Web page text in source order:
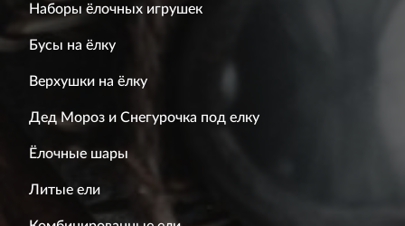
Наборы ёлочных игрушек
Бусы на ёлку
Верхушки на ёлку
Дед Мороз и Снегурочка под елку
Ёлочные шары
Литые ели